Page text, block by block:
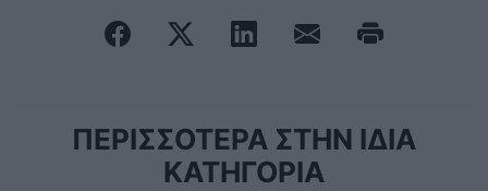
ΠΕΡΙΣΣΟΤΕΡΑ ΣΤΗΝ ΙΔΙΑ
ΚΑΤΗΓΟΡΙΑ